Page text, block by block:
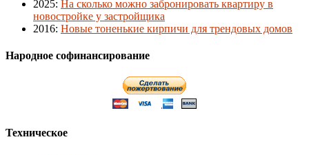
2025: На сколько можно забронировать квартиру в
новостройке у застройщика
2016: Новые тоненькие кирпичи для трендовых домов
Народное софинансирование
Техническое